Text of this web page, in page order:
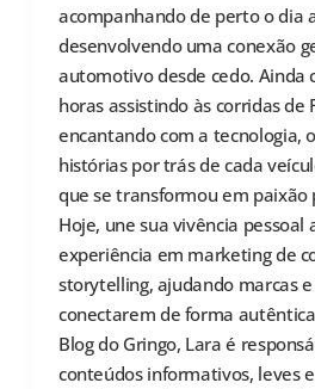
acompanhando de perto o dia
desenvolvendo uma conexão
automotivo desde cedo. Ainda
horas assistindo às corridas de
encantando com a tecnologia,
histórias por trás de cada
que se transformou em paixão
Hoje, une sua vivência pessoal
experiência em marketing de
storytelling, ajudando marcas
conectarem de forma
Blog do Gringo, Lara é
conteúdos informativos, leves